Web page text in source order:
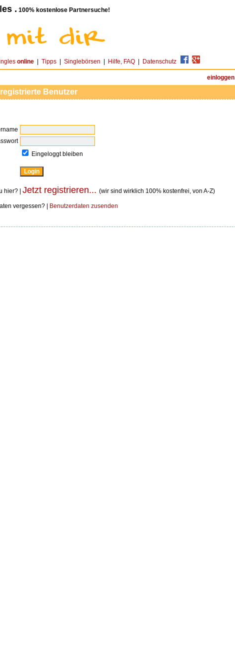
. 100% kostenlose Partnersuche!
online Tipps Singlebörsen Hilfe, FAQ Datenschutz
einloggen
Benutzer
Eingeloggt bleiben
hier? | Jetzt registrieren... (wir sind wirklich 100% kostenfrei, von A-Z)
vergessen? | Benutzerdaten zusenden